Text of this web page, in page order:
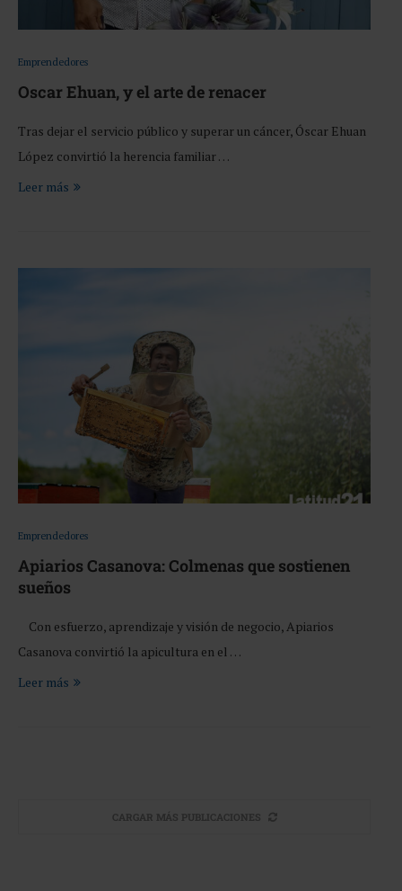
Emprendedores
Oscar Ehuan, y el arte de renacer
Tras dejar el servicio público y superar un cáncer, Óscar Ehuan
López convirtió la herencia familiar …
Leer más
Emprendedores
Apiarios Casanova: Colmenas que sostienen
sueños
Con esfuerzo, aprendizaje y visión de negocio, Apiarios
Casanova convirtió la apicultura en el …
Leer más
CARGAR MÁS PUBLICACIONES